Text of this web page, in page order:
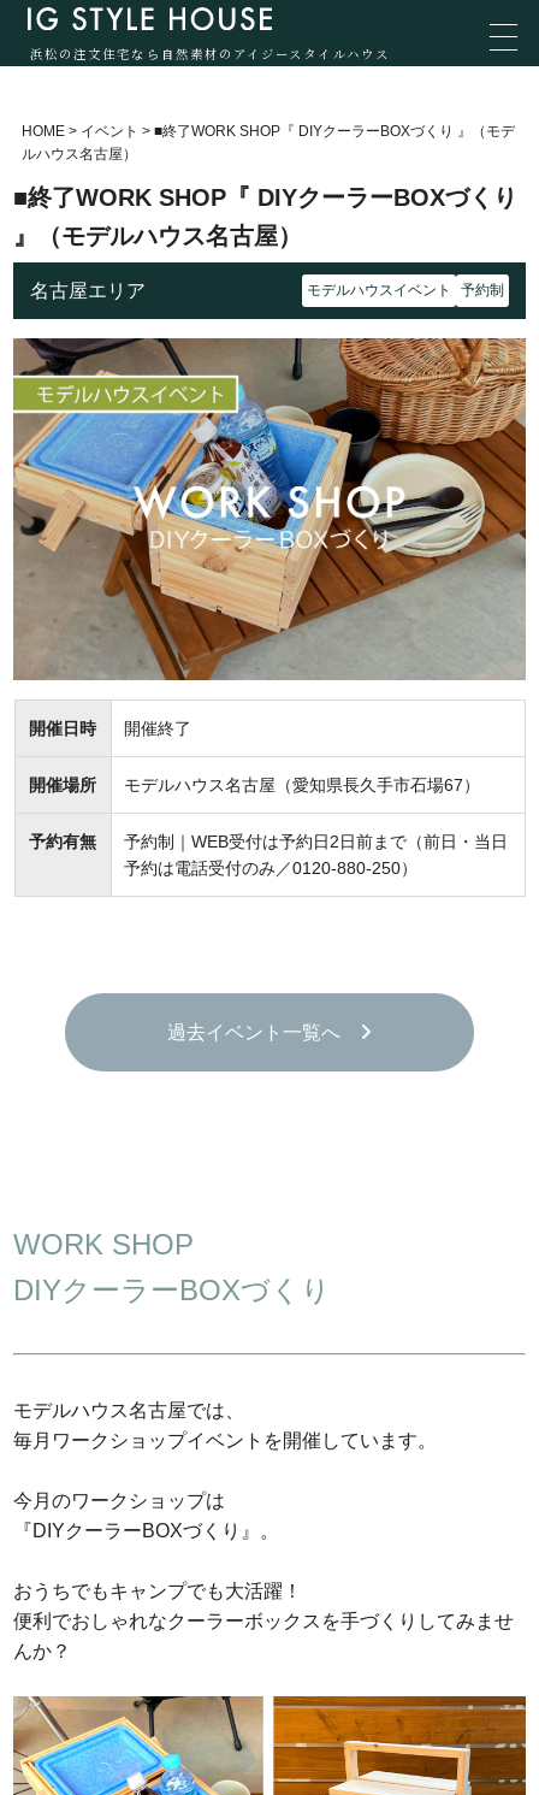
浜松の注文住宅なら自然素材のアイジースタイルハウス
HOME> イベント > ■終了WORK SHOP『 DIYクーラーBOXづくり 』（モデ
ルハウス名古屋）
■終了WORK SHOP『 DIYクーラーBOXづくり
』（モデルハウス名古屋）
名古屋エリア モデルハウスイベント 予約制
開催日時 開催終了
開催場所 モデルハウス名古屋（愛知県長久手市石場67）
予約有無
予約制｜WEB受付は予約日2日前まで（前日・当日
予約は電話受付のみ／0120-880-250）
過去イベント一覧へ
WORK SHOP
DIYクーラーBOXづくり
モデルハウス名古屋では、
毎月ワークショップイベントを開催しています。
今月のワークショップは
『DIYクーラーBOXづくり』。
おうちでもキャンプでも大活躍！
便利でおしゃれなクーラーボックスを手づくりしてみませ
んか？